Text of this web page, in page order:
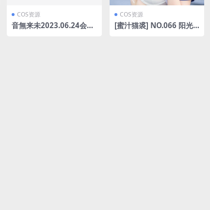
COS资源
音無来未2023.06.24会员
COS资源
[蜜汁猫裘] NO.066 阳光